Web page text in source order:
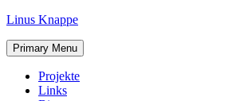
Skip
content
Linus Knappe
Primary Menu
Projekte
Links